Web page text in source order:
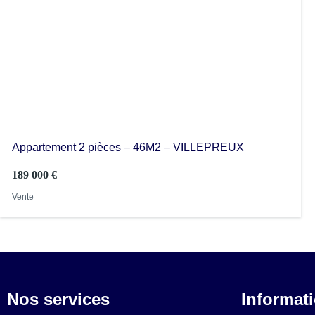
Appartement 2 pièces – 46M2 – VILLEPREUX
189 000 €
Vente
Nos services